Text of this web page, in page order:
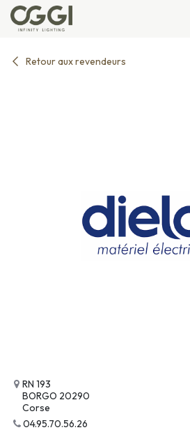
Se rendre au contenu
Retour aux revendeurs
RN 193
BORGO 20290
Corse
04.95.70.56.26